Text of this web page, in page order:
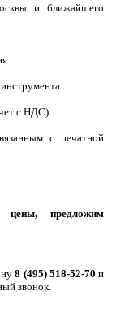
и ближайшего
с НДС)
с печатной
предложим
8 (495) 518-52-70 и
звонок.